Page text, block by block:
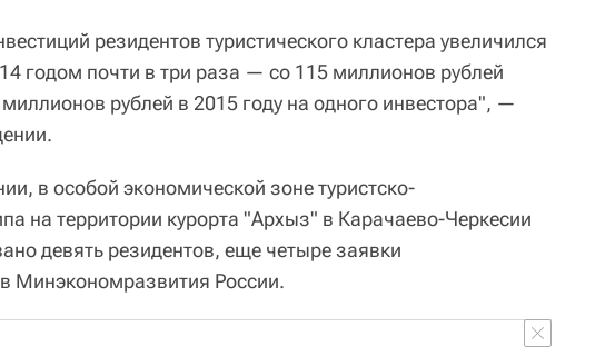
резидентов туристического кластера увеличился
годом почти в три раза — со 115 миллионов рублей
рублей в 2015 году на одного инвестора", —
в особой экономической зоне туристско-
на территории курорта "Архыз" в Карачаево-Черкесии
девять резидентов, еще четыре заявки
Минэкономразвития России.